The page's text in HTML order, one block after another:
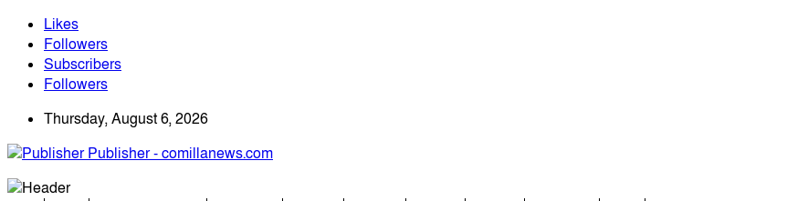
Likes
Followers
Subscribers
Followers
Thursday, August 6, 2026
Publisher - comillanews.com